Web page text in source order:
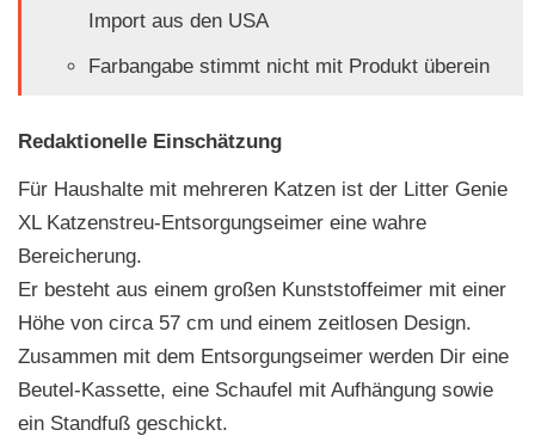
Import aus den USA
Farbangabe stimmt nicht mit Produkt überein
Redaktionelle Einschätzung
Für Haushalte mit mehreren Katzen ist der Litter Genie
XL Katzenstreu-Entsorgungseimer eine wahre
Bereicherung.
Er besteht aus einem großen Kunststoffeimer mit einer
Höhe von circa 57 cm und einem zeitlosen Design.
Zusammen mit dem Entsorgungseimer werden Dir eine
Beutel-Kassette, eine Schaufel mit Aufhängung sowie
ein Standfuß geschickt.